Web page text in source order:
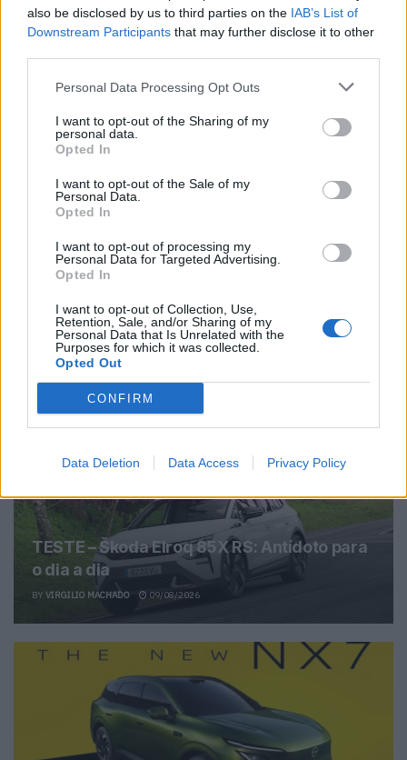
also be disclosed by us to third parties on the IAB’s List of
Downstream Participants that may further disclose it to other
Personal Data Processing Opt Outs
I want to opt-out of the Sharing of my
personal data.
Opted In
I want to opt-out of the Sale of my
Personal Data.
Opted In
I want to opt-out of processing my
Personal Data for Targeted Advertising.
Opted In
I want to opt-out of Collection, Use,
Retention, Sale, and/or Sharing of my
Personal Data that Is Unrelated with the
Purposes for which it was collected.
Opted Out
CONFIRM
Data Deletion Data Access Privacy Policy
X Skorpio Concept: o todo-
o-terreno da Genesis com
1.115 cv
Áustria Dinamarca Elétricos
Hyundai
Marca premium
Virgilio Machado
Related Posts
TESTE – Škoda Elroq 85X RS: Antídoto para
o dia a dia
BY VIRGILIO MACHADO 09/08/2026